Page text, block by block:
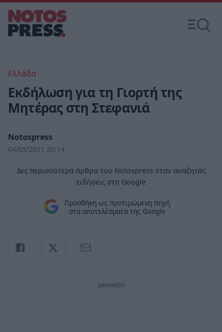
Ελλάδα
Εκδήλωση για τη Γιορτή της
Μητέρας στη Στεφανιά
Notospress
04/05/2011 20:14
Δες περισσότερα άρθρα του Notospress όταν αναζητάς
ειδήσεις στη Google
Προσθήκη ως προτιμώμενη πηγή
στα αποτελέσματα της Google